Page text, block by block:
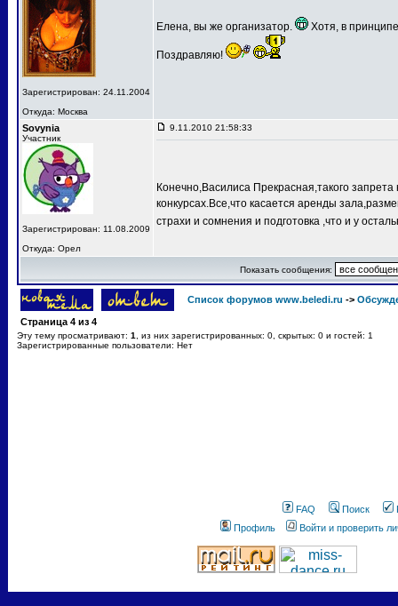
Зарегистрирован: 24.11.2004
Откуда: Москва
Елена, вы же организатор. Хотя, в
Поздравляю!
Sovynia
Участник
Зарегистрирован: 11.08.2009
Откуда: Орел
9.11.2010 21:58:33
Конечно,Василиса Прекрасная,такого
конкурсах.Все,что касается аренды
страхи и сомнения и подготовка ,что и у
Показать сообщения:
Список форумов www.beledi.ru ->
Страница 4 из 4
Эту тему просматривают: 1
, из них зарегистрированных: 0, скрытых: 0 и гостей: 1
Зарегистрированные пользователи: Нет
FAQ Поиск
Профиль
Войти и проверить